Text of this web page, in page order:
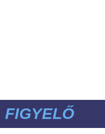
FIGYELŐ